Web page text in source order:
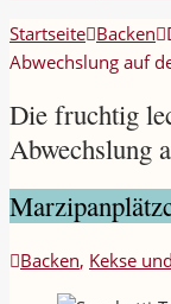
Startseite Backen
Abwechslung auf
Die fruchtig
Abwechslung
Backen, Kekse